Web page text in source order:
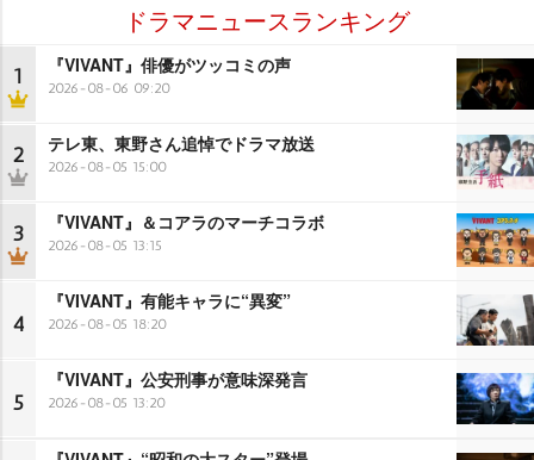
ドラマニュースランキング
1 『VIVANT』俳優がツッコミの声
2026-08-06 09:20
2 テレ東、東野さん追悼でドラマ放送
2026-08-05 15:00
3 『VIVANT』＆コアラのマーチコラボ
2026-08-05 13:15
4
『VIVANT』有能キャラに“異変”
2026-08-05 18:20
5
『VIVANT』公安刑事が意味深発言
2026-08-05 13:20